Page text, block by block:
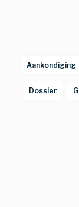
Aankondiging
Dossier